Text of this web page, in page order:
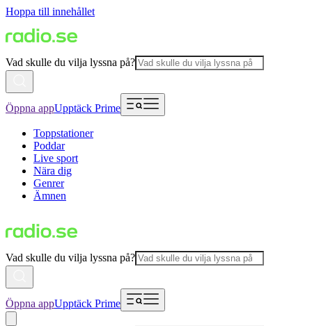
Hoppa till innehållet
Vad skulle du vilja lyssna på?
Öppna appUpptäck Prime
Toppstationer
Poddar
Live sport
Nära dig
Genrer
Ämnen
Vad skulle du vilja lyssna på?
Öppna appUpptäck Prime